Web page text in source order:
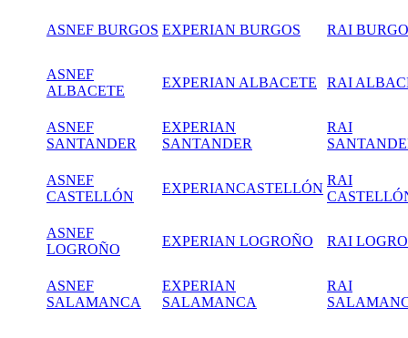
ASNEF BURGOS EXPERIAN BURGOS RAI
ASNEF
ALBACETE
EXPERIAN ALBACETE RAI
ASNEF
SANTANDER
EXPERIAN
SANTANDER
RAI
ASNEF
CASTELLÓN
EXPERIANCASTELLÓN
RAI
ASNEF
LOGROÑO
EXPERIAN LOGROÑO RAI
ASNEF
SALAMANCA
EXPERIAN
SALAMANCA
RAI